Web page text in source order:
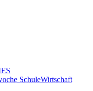
SchuleWirtschaft